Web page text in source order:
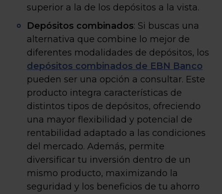
superior a la de los depósitos a la vista.
Depósitos combinados: Si buscas una
alternativa que combine lo mejor de
diferentes modalidades de depósitos, los
depósitos combinados de EBN Banco
pueden ser una opción a consultar. Este
producto integra características de
distintos tipos de depósitos, ofreciendo
una mayor flexibilidad y potencial de
rentabilidad adaptado a las condiciones
del mercado. Además, permite
diversificar tu inversión dentro de un
mismo producto, maximizando la
seguridad y los beneficios de tu ahorro